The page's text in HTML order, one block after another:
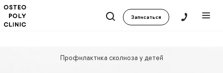
Записаться
Профилактика сколиоза у детей